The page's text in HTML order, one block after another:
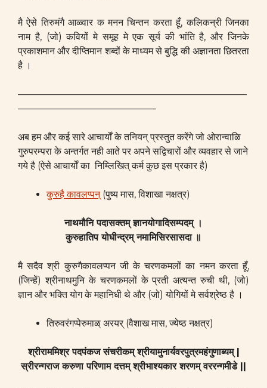
मै ऐसे तिरुमंगै आळ्वार क मनन चिन्तन करता हूँ, कलिकन्री जिनका
नाम है, (जो) कवियों मे समूह मे एक सूर्य की भांति है, और जिनके
प्रकाशमान और दीप्तिमान शब्दों के माध्यम से बुद्धि की अज्ञानता छितरता
है ।
————————————————————————
——————————————–
अब हम और कई सारे आचार्यों के तनियन् प्रस्तुत करेंगे जो ओरान्वाळि
गुरुपरम्परा के अन्तर्गत नही आते पर अपने सद्विचारों और व्यवहार से जाने
गये है (ऐसे आचार्यों का निम्लिखित् कर्म कुछ इस प्रकार है)
कुरुहै कावलप्पन्(पुष्य मास, विशाखा नक्षत्र)
नाथमौनि पदासक्तम् ज्ञानयोगादिसम्पदम् ।
कुरुहातिप योघीन्द्रम् नमामिसिरसासदा ॥
मै सदैव श्री कुरुगैकावलप्पन जी के चरणकमलों का नमन करता हूँ,
(जिन्हें) श्रीनाथमुनि के चरणकमलों के प्रती अत्यन्त रुची थी, (जो)
ज्ञान और भक्ति योग के महानिधी थे और (जो) योगियों मे सर्वश्रेष्ठ है ।
तिरुवरंगप्पेरुमाळ् अरयर् (वैशाख मास, ज्येष्ठ नक्षत्र)
श्रीराममिश्र पदपंकज संचरीकम् श्रीयामुनार्यवरपुत्रमहंगुणाब्यम् |
स्रीरन्गराज करुणा परिणाम दत्तम् श्रीभाश्यकार शरणम् वररन्गमीडे ||